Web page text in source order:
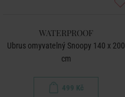
WATERPROOF
Ubrus omyvatelný Snoopy 140 x 200
cm
499 Kč